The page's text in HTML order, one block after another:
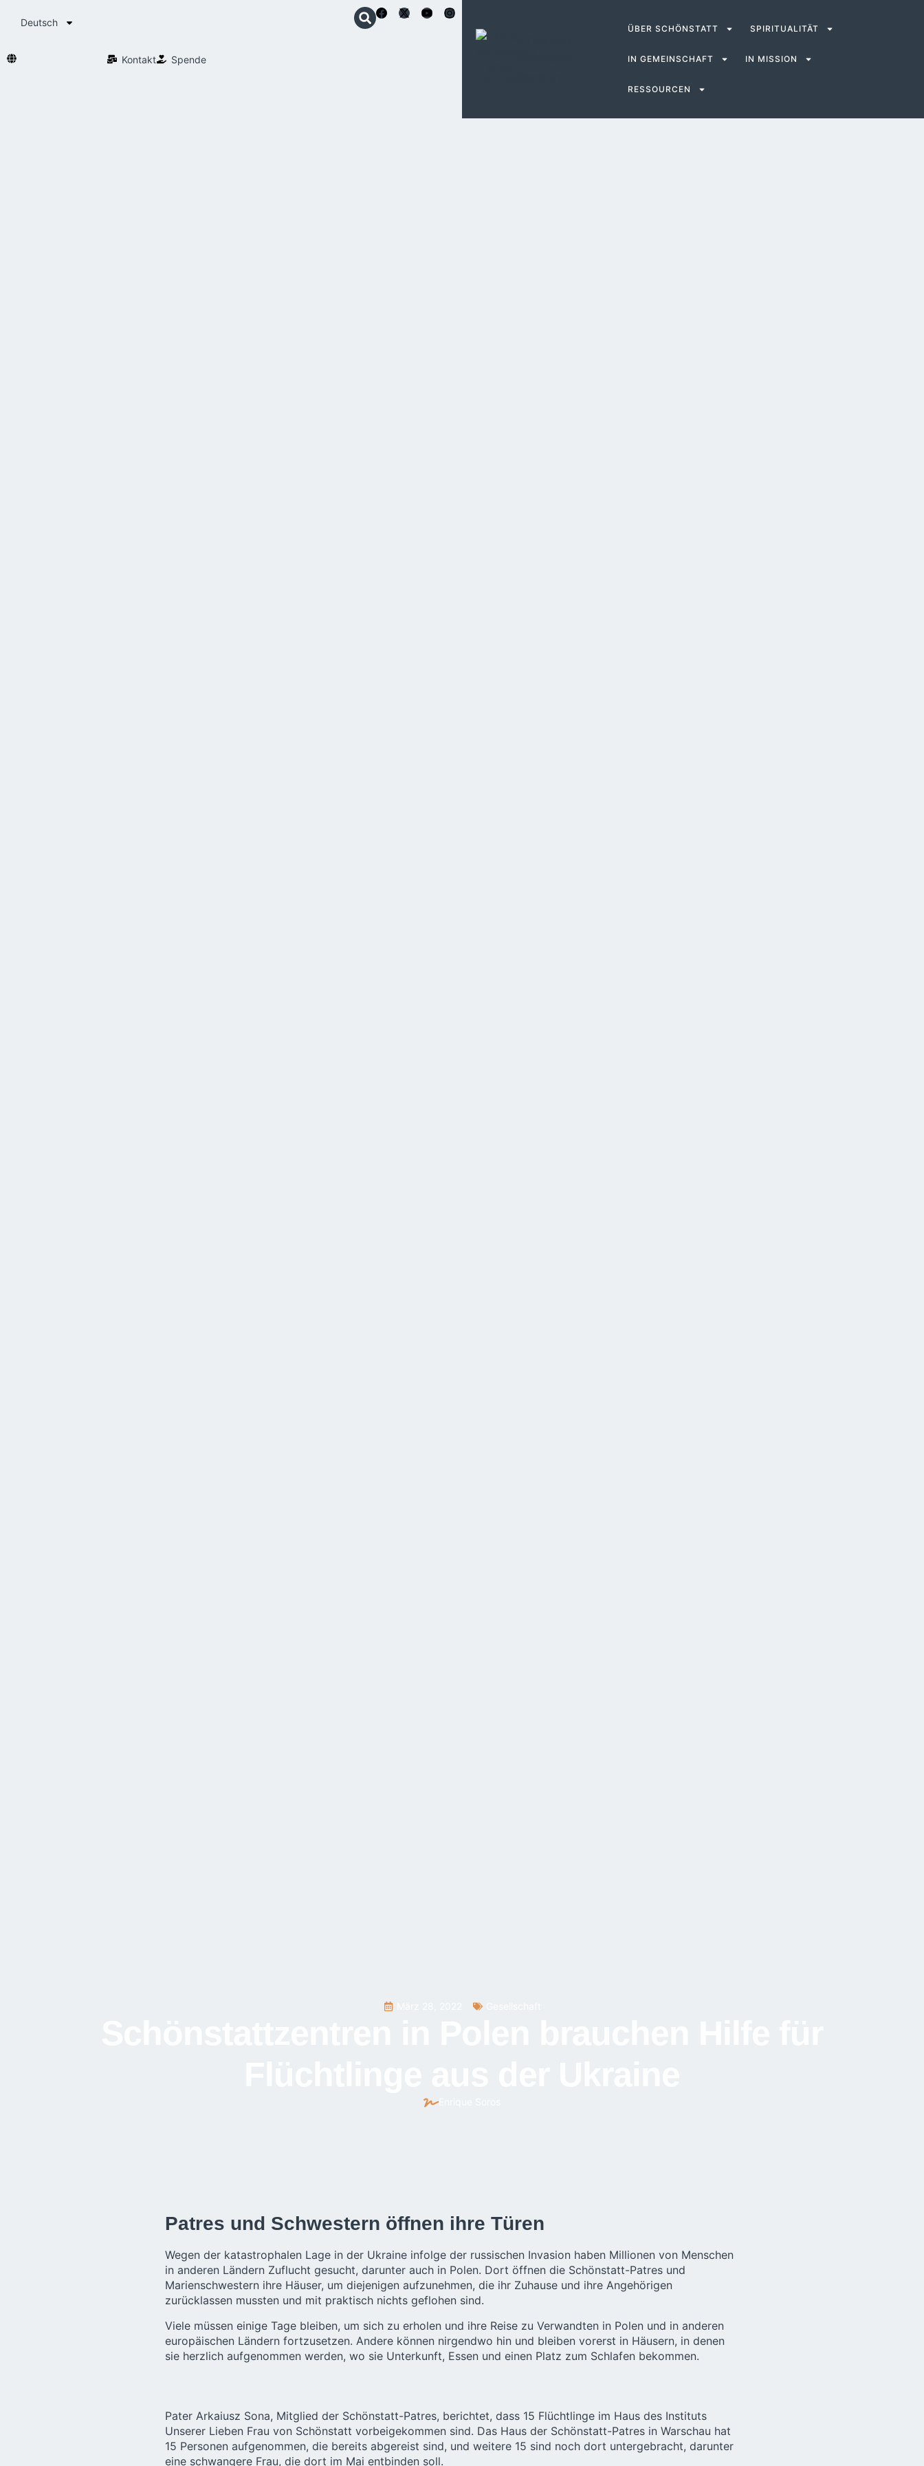
Deutsch
Kontakt Spende
ÜBER SCHÖNSTATT SPIRITUALITÄT
IN GEMEINSCHAFT IN MISSION
RESSOURCEN
Patres und Schwestern öffnen ihre Türen
Wegen der katastrophalen Lage in der Ukraine infolge der russischen Invasion haben Millionen von Menschen
in anderen Ländern Zuflucht gesucht, darunter auch in Polen. Dort öffnen die Schönstatt-Patres und
Marienschwestern ihre Häuser, um diejenigen aufzunehmen, die ihr Zuhause und ihre Angehörigen
zurücklassen mussten und mit praktisch nichts geflohen sind.
Viele müssen einige Tage bleiben, um sich zu erholen und ihre Reise zu Verwandten in Polen und in anderen
europäischen Ländern fortzusetzen. Andere können nirgendwo hin und bleiben vorerst in Häusern, in denen
sie herzlich aufgenommen werden, wo sie Unterkunft, Essen und einen Platz zum Schlafen bekommen.
Pater Arkaiusz Sona, Mitglied der Schönstatt-Patres, berichtet, dass 15 Flüchtlinge im Haus des Instituts
Unserer Lieben Frau von Schönstatt vorbeigekommen sind. Das Haus der Schönstatt-Patres in Warschau hat
15 Personen aufgenommen, die bereits abgereist sind, und weitere 15 sind noch dort untergebracht, darunter
eine schwangere Frau, die dort im Mai entbinden soll.